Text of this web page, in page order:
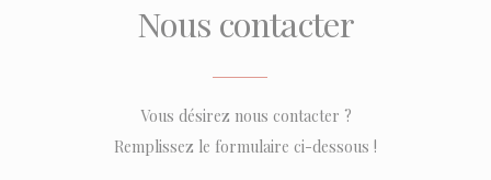
Nous contacter
Vous désirez nous contacter ?
Remplissez le formulaire ci-dessous !